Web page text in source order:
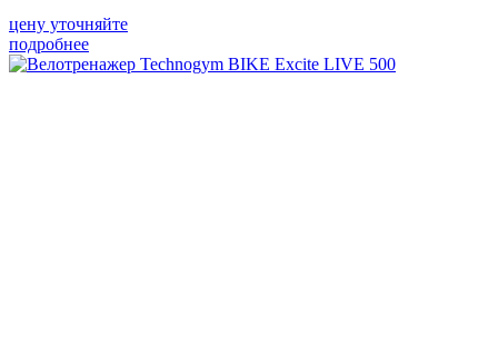
цену уточняйте
подробнее